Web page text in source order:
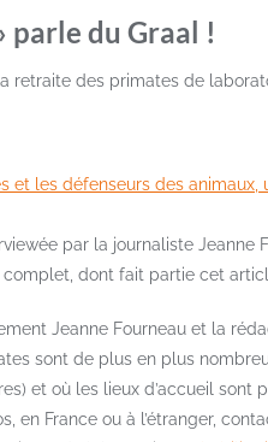
parle du Graal !
retraite des primates de
et les défenseurs des
par la journaliste Jeanne
complet, dont fait partie cet
Jeanne Fourneau et la
sont de plus en plus
et où les lieux d’accueil sont
en France ou à l’étranger,